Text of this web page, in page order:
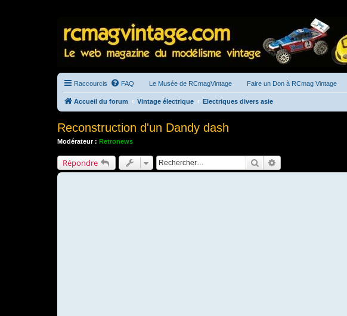
Raccourcis FAQ Le Musée de RCmagVintage Faire un Don à RCmag Vintage
Accueil du forum Vintage électrique Electriques divers asie
Reconstruction d'un Dandy dash
Modérateur : Retronews
Répondre Rechercher